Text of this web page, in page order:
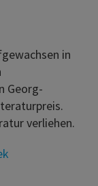
in
Georg-
verliehen.